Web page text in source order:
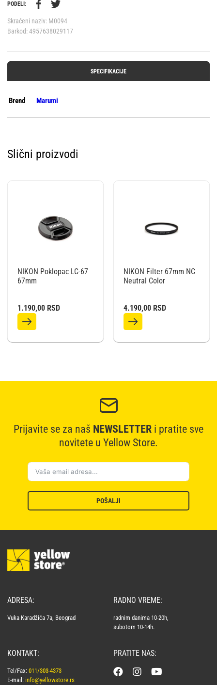
PODELI:
Skraćeni naziv: M0094
Barkod:4957638029117
SPECIFIKACIJE
Brend Marumi
Slični proizvodi
NIKON Poklopac LC-67
67mm
1.190,00 RSD
NIKON Filter 67mm NC
Neutral Color
4.190,00 RSD
Prijavite se za naš NEWSLETTER i pratite sve
novitete u Yellow Store.
POŠALJI
ADRESA:
Vuka Karadžića 7a, Beograd
KONTAKT:
Tel/Fax: 011/303-4373
E-mail: info@yellowstore.rs
RADNO VREME:
radnim danima 10-20h,
subotom 10-14h.
PRATITE NAS: